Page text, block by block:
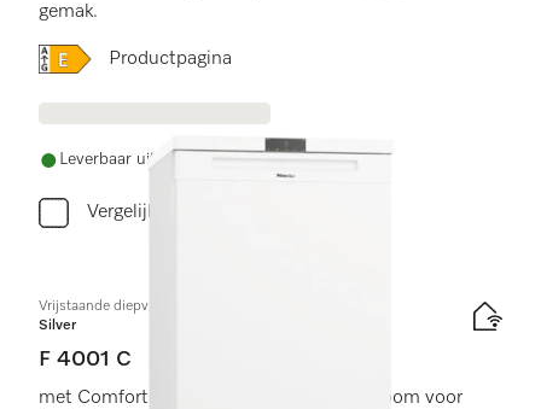
gemak.
Online Label Flag, Energielabel
Productpagina
Leverbaar uit voorraad met gratis levering
Vergelijken
Vrijstaande diepvriezer
Silver
F 4001 C
met ComfortFrost, SuperFrost en VarioRoom voor